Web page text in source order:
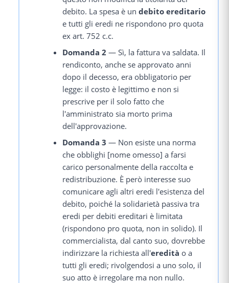
debito. La spesa è undebito ereditario
e tutti gli eredi ne rispondono pro quota
ex art. 752 c.c.
Domanda 2 — Sì, la fattura va saldata. Il
rendiconto, anche se approvato anni
dopo il decesso, era obbligatorio per
legge: il costo è legittimo e non si
prescrive per il solo fatto che
l'amministrato sia morto prima
dell'approvazione.
Domanda 3 — Non esiste una norma
che obblighi [nome omesso] a farsi
carico personalmente della raccolta e
redistribuzione. È però interesse suo
comunicare agli altri eredi l'esistenza del
debito, poiché la solidarietà passiva tra
eredi per debiti ereditari è limitata
(rispondono pro quota, non in solido). Il
commercialista, dal canto suo, dovrebbe
indirizzare la richiesta all'eredità o a
tutti gli eredi; rivolgendosi a uno solo, il
suo atto è irregolare ma non nullo.